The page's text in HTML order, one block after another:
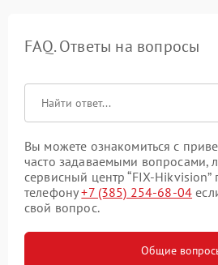
FAQ. Ответы на вопросы
Вы можете ознакомиться с
часто задаваемыми вопросами,
сервисный центр “FIX-
телефону+7 (385) 254-68-04
свой вопрос.
Общие